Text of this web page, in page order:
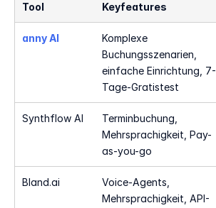
Tool Keyfeatures
anny AI
Komplexe
Buchungsszenarien,
einfache Einrichtung, 7-
Tage-Gratistest
Synthflow AI
Terminbuchung,
Mehrsprachigkeit, Pay-
as-you-go
Bland.ai
Voice-Agents,
Mehrsprachigkeit, API-